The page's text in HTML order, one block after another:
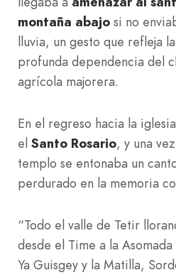
montaña abajo si no
lluvia, un gesto que refleja
profunda dependencia del
agrícola majorera.
En el regreso hacia la
el Santo Rosario, y una
templo se entonaba un
perdurado en la memoria
“Todo el valle de Tetir
desde el Time a la
Ya Guisgey y la Matilla,